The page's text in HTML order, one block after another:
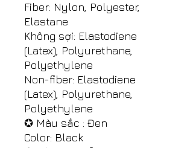
Fiber: Nylon, Polyester,
Elastane
Không sợi: Elastodiene
(Latex), Polyurethane,
Polyethylene
Non-fiber: Elastodiene
(Latex), Polyurethane,
Polyethylene
✪ Màu sắc : Đen
Color: Black